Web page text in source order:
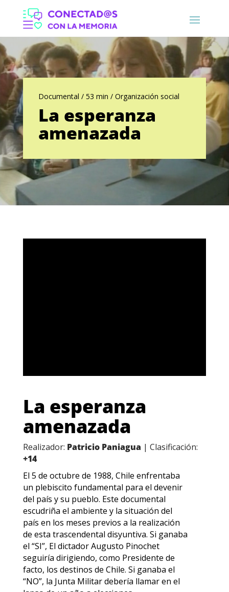
Documental / 53 min / Organización social
La esperanza
amenazada
La esperanza
amenazada
Realizador: Patricio Paniagua | Clasificación:
+14
El 5 de octubre de 1988, Chile enfrentaba
un plebiscito fundamental para el devenir
del país y su pueblo. Este documental
escudriña el ambiente y la situación del
país en los meses previos a la realización
de esta trascendental disyuntiva. Si ganaba
el “SI”, El dictador Augusto Pinochet
seguiría dirigiendo, como Presidente de
facto, los destinos de Chile. Si ganaba el
“NO”, la Junta Militar debería llamar en el